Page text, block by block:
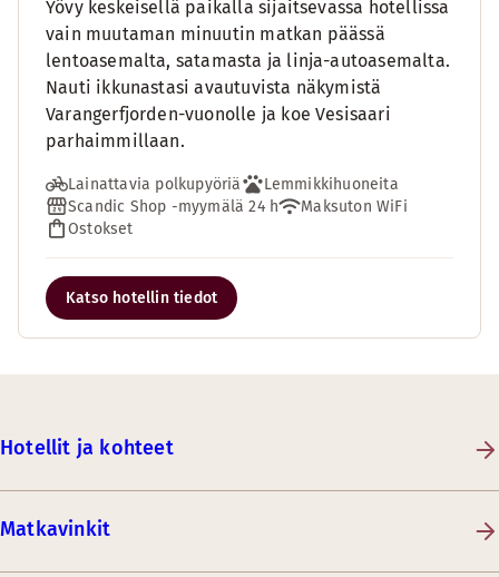
Yövy keskeisellä paikalla sijaitsevassa hotellissa
vain muutaman minuutin matkan päässä
lentoasemalta, satamasta ja linja-autoasemalta.
Nauti ikkunastasi avautuvista näkymistä
Varangerfjorden-vuonolle ja koe Vesisaari
parhaimmillaan.
Lainattavia polkupyöriä
Lemmikkihuoneita
Scandic Shop -myymälä 24 h
Maksuton WiFi
Ostokset
Katso hotellin tiedot
Hotellit ja kohteet
Matkavinkit